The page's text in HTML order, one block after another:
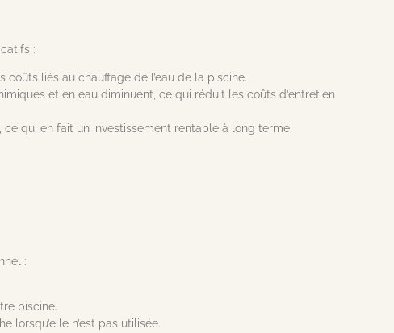
:
liés au chauffage de l’eau de la piscine.
et en eau diminuent, ce qui réduit les coûts d’entretien
qui en fait un investissement rentable à long terme.
:
piscine.
n’est pas utilisée.